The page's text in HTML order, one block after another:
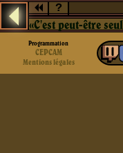
?
Programmation
CEPCAM
Mentions légales